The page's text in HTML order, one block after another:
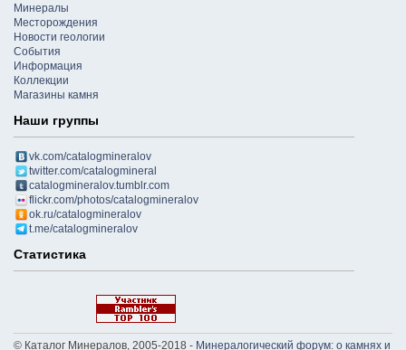
Минералы
Месторождения
Новости геологии
События
Информация
Коллекции
Магазины камня
Наши группы
vk.com/catalogmineralov
twitter.com/catalogmineral
catalogmineralov.tumblr.com
flickr.com/photos/catalogmineralov
ok.ru/catalogmineralov
t.me/catalogmineralov
Статистика
© Каталог Минералов, 2005-2018 - Минералогический форум: о камнях и